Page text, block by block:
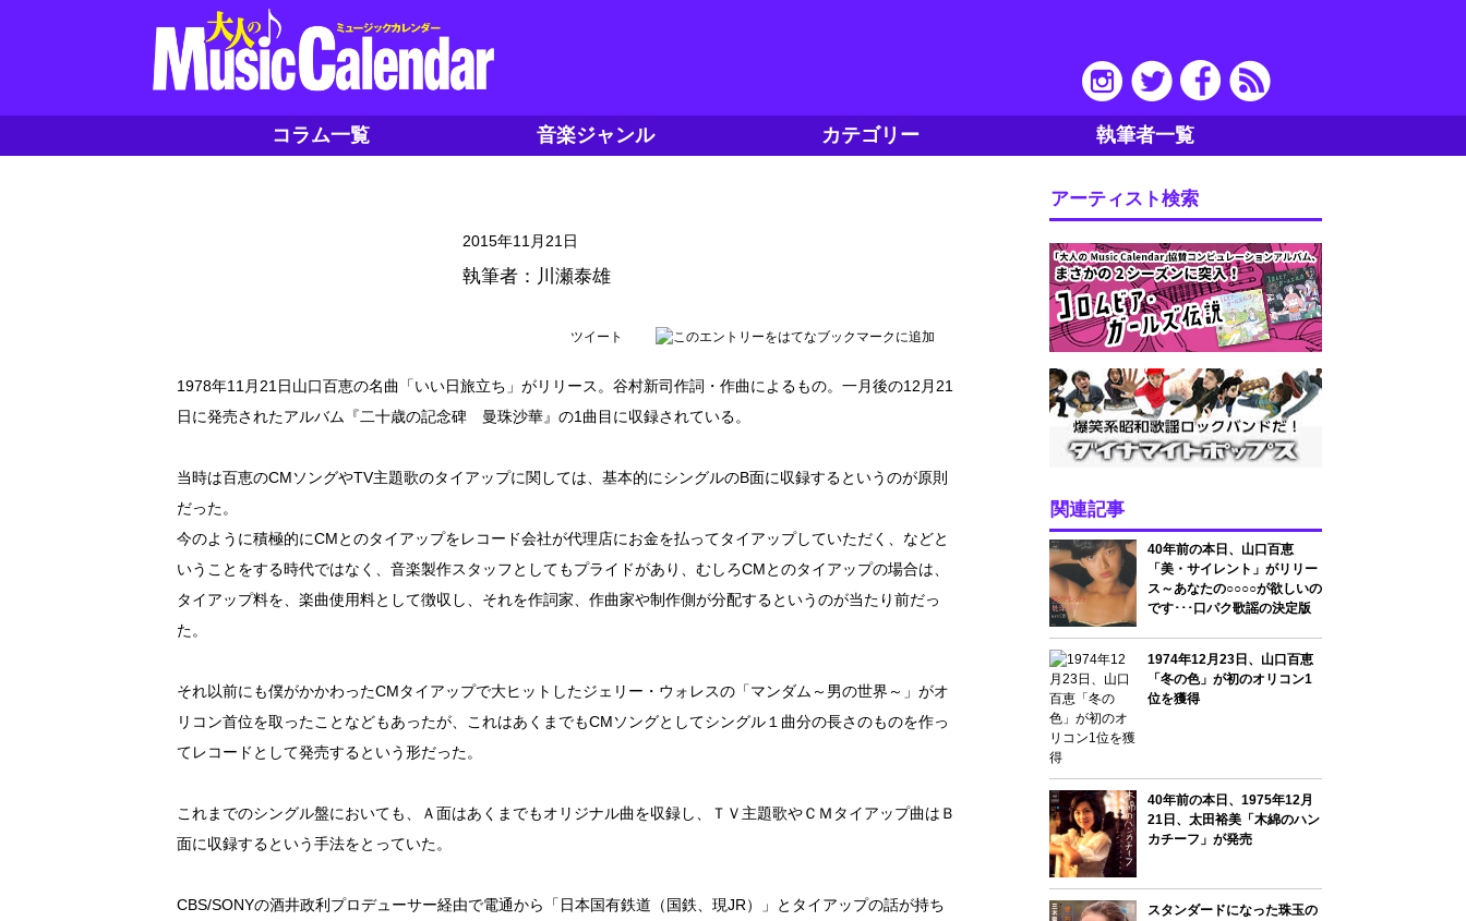
コラム一覧 音楽ジャンル カテゴリー 執筆者一覧
2015年11月21日
執筆者：川瀬泰雄
ツイート
1978年11月21日山口百恵の名曲「いい日旅立ち」がリリース。谷村新司作詞・作曲によるもの。一月後の12月21
日に発売されたアルバム『二十歳の記念碑 曼珠沙華』の1曲目に収録されている。
当時は百恵のCMソングやTV主題歌のタイアップに関しては、基本的にシングルのB面に収録するというのが原則
だった。
今のように積極的にCMとのタイアップをレコード会社が代理店にお金を払ってタイアップしていただく、などと
いうことをする時代ではなく、音楽製作スタッフとしてもプライドがあり、むしろCMとのタイアップの場合は、
タイアップ料を、楽曲使用料として徴収し、それを作詞家、作曲家や制作側が分配するというのが当たり前だっ
た。
それ以前にも僕がかかわったCMタイアップで大ヒットしたジェリー・ウォレスの「マンダム～男の世界～」がオ
リコン首位を取ったことなどもあったが、これはあくまでもCMソングとしてシングル１曲分の長さのものを作っ
てレコードとして発売するという形だった。
これまでのシングル盤においても、Ａ面はあくまでもオリジナル曲を収録し、ＴＶ主題歌やＣＭタイアップ曲はＢ
面に収録するという手法をとっていた。
CBS/SONYの酒井政利プロデューサー経由で電通から「日本国有鉄道（国鉄、現JR）」とタイアップの話が持ち
アーティスト検索
関連記事
40年前の本日、山口百恵
「美・サイレント」がリリー
ス～あなたの○○○○が欲しいの
です･･･口パク歌謡の決定版
1974年12月23日、山口百恵
「冬の色」が初のオリコン1
位を獲得
40年前の本日、1975年12月
21日、太田裕美「木綿のハン
カチーフ」が発売
スタンダードになった珠玉の